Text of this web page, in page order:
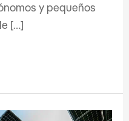
y pequeños
[…]